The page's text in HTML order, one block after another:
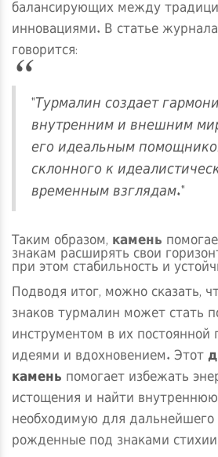
балансирующих между
инновациями. В статье журнала
говорится:
"Турмалин создает
внутренним и внешним
его идеальным
склонного к
временным взглядам."
Таким образом, камень
знакам расширять свои
при этом стабильность и
Подводя итог, можно сказать,
знаков турмалин может стать
инструментом в их постоянной
идеями и вдохновением. Этот
камень помогает избежать
истощения и найти
необходимую для
рожденные под знаками стихии